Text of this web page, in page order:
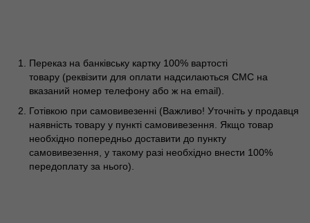
Переказ на банківську картку 100% вартості
товару (реквізити для оплати надсилаються СМС на
вказаний номер телефону або ж на email).
Готівкою при самовивезенні (Важливо! Уточніть у продавця
наявність товару у пункті самовивезення. Якщо товар
необхідно попередньо доставити до пункту
самовивезення, у такому разі необхідно внести 100%
передоплату за нього).